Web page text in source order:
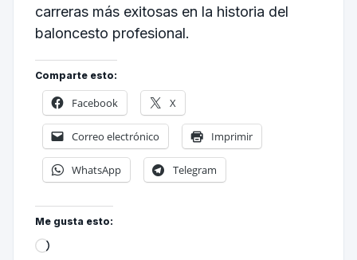
carreras más exitosas en la historia del
baloncesto profesional.
Comparte esto:
Facebook X
Correo electrónico Imprimir
WhatsApp Telegram
Me gusta esto: